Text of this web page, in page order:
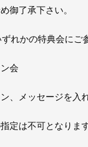
御了承下さい。
れかの特典会にご
会
、メッセージを入
定は不可となります